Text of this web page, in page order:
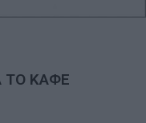
ΤΟ ΚΑΦΕ